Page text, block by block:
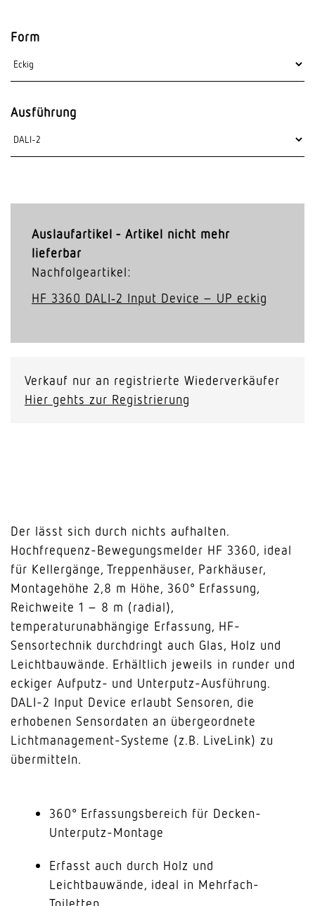
Form
Ausführung
Auslaufartikel - Artikel nicht mehr
lieferbar
Nachfolgeartikel:
HF 3360 DALI‑2 Input Device – UP eckig
Verkauf nur an registrierte Wiederverkäufer
Hier gehts zur Registrierung
Der lässt sich durch nichts aufhalten.
Hochfrequenz-Bewegungsmelder HF 3360, ideal
für Kellergänge, Treppenhäuser, Parkhäuser,
Montagehöhe 2,8 m Höhe, 360° Erfassung,
Reichweite 1 – 8 m (radial),
temperaturunabhängige Erfassung, HF-
Sensortechnik durchdringt auch Glas, Holz und
Leichtbauwände. Erhältlich jeweils in runder und
eckiger Aufputz- und Unterputz-Ausführung.
DALI-2 Input Device erlaubt Sensoren, die
erhobenen Sensordaten an übergeordnete
Lichtmanagement-Systeme (z.B. LiveLink) zu
übermitteln.
360° Erfassungsbereich für Decken-
Unterputz-Montage
Erfasst auch durch Holz und
Leichtbauwände, ideal in Mehrfach-